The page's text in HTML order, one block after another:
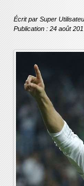
Écrit parSuper
Publication : 24 août